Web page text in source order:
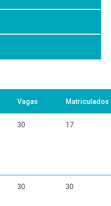
na área do jornalismo.
no campo de
Vagas Matriculados
30 17
30 30